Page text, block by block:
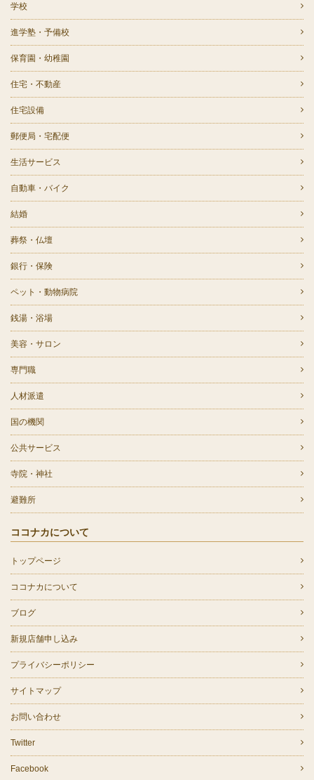
学校
進学塾・予備校
保育園・幼稚園
住宅・不動産
住宅設備
郵便局・宅配便
生活サービス
自動車・バイク
結婚
葬祭・仏壇
銀行・保険
ペット・動物病院
銭湯・浴場
美容・サロン
専門職
人材派遣
国の機関
公共サービス
寺院・神社
避難所
ココナカについて
トップページ
ココナカについて
ブログ
新規店舗申し込み
プライバシーポリシー
サイトマップ
お問い合わせ
Twitter
Facebook